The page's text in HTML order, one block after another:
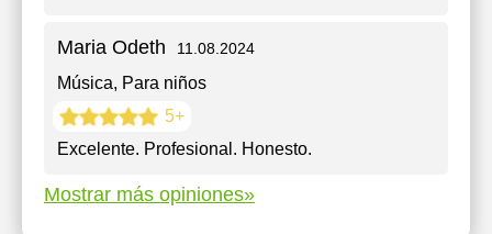
Maria Odeth 11.08.2024
Música, Para niños
5+
Excelente. Profesional. Honesto.
Mostrar más opiniones»